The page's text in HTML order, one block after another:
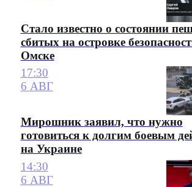
Стало известно о состоянии
сбитых на островке
Омске
17:30
6 АВГ
Мирошник заявил, что нужно
готовиться к долгим боевым
на Украине
14:30
6 АВГ